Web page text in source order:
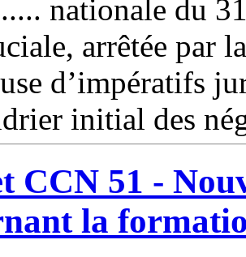
nationale du
arrêtée par
d’impératifs
initial des
CCN 51 -
la